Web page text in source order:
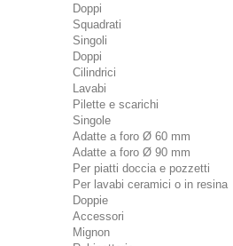
Doppi
Squadrati
Singoli
Doppi
Cilindrici
Lavabi
Pilette e scarichi
Singole
Adatte a foro Ø 60 mm
Adatte a foro Ø 90 mm
Per piatti doccia e pozzetti
Per lavabi ceramici o in resina
Doppie
Accessori
Mignon